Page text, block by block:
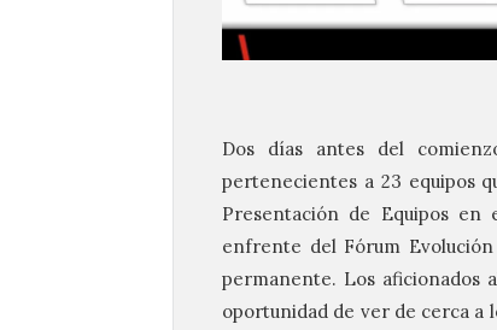
Dos días antes del
pertenecientes a 23 equipos
Presentación de Equipos en
enfrente del Fórum
permanente. Los aficionados
oportunidad de ver de cerca a